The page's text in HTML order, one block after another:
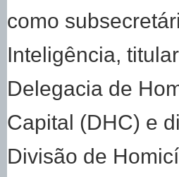
como
Inteligência,
Delegacia de
Capital (DHC) e
Divisão de